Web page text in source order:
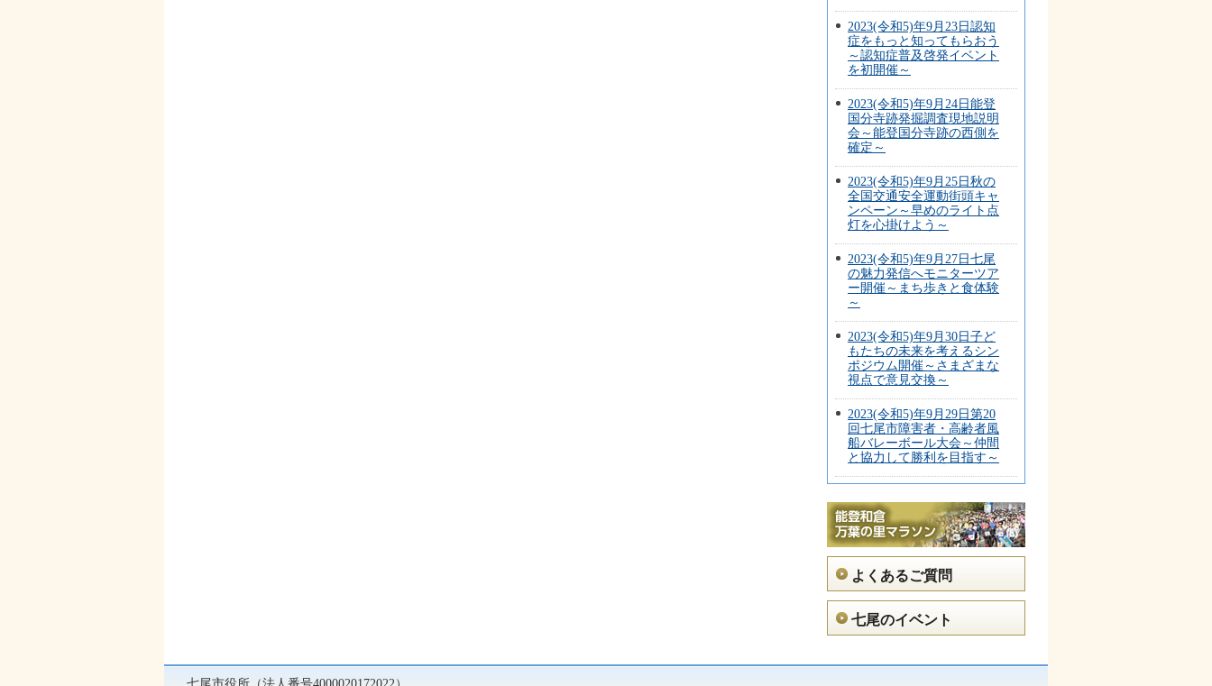
2023(令和5)年9月23日認知
症をもっと知ってもらおう
～認知症普及啓発イベント
を初開催～
2023(令和5)年9月24日能登
国分寺跡発掘調査現地説明
会～能登国分寺跡の西側を
確定～
2023(令和5)年9月25日秋の
全国交通安全運動街頭キャ
ンペーン～早めのライト点
灯を心掛けよう～
2023(令和5)年9月27日七尾
の魅力発信へモニターツア
ー開催～まち歩きと食体験
～
2023(令和5)年9月30日子ど
もたちの未来を考えるシン
ポジウム開催～さまざまな
視点で意見交換～
2023(令和5)年9月29日第20
回七尾市障害者・高齢者風
船バレーボール大会～仲間
と協力して勝利を目指す～
よくあるご質問
七尾のイベント